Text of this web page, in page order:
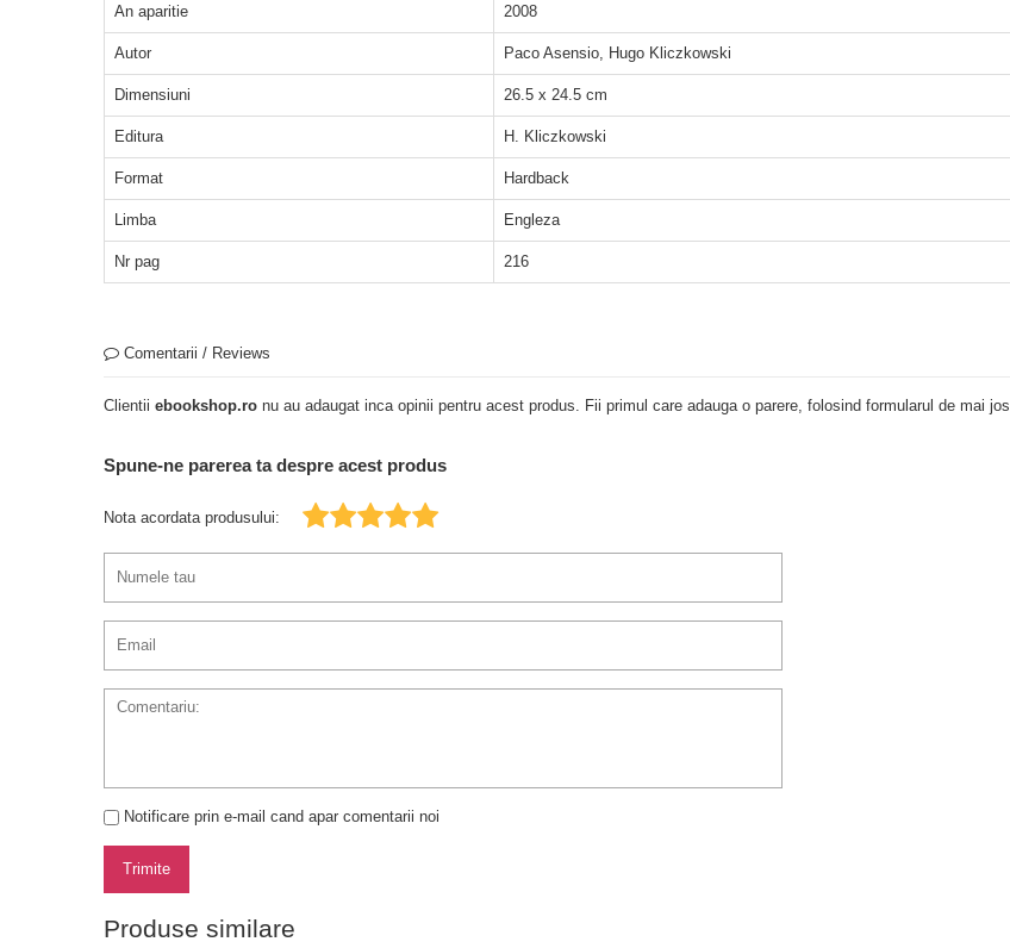
An aparitie
2008
Autor Paco Asensio, Hugo Kliczkowski
Dimensiuni 26.5 x 24.5 cm
Editura H. Kliczkowski
Format Hardback
Limba Engleza
Nr pag 216
Comentarii / Reviews
Clientii ebookshop.ro nu au adaugat inca opinii pentru acest produs. Fii primul care adauga o parere, folosind formularul de mai jos.
Spune-ne parerea ta despre acest produs
Nota acordata produsului:
Notificare prin e-mail cand apar comentarii noi
Trimite
Produse similare